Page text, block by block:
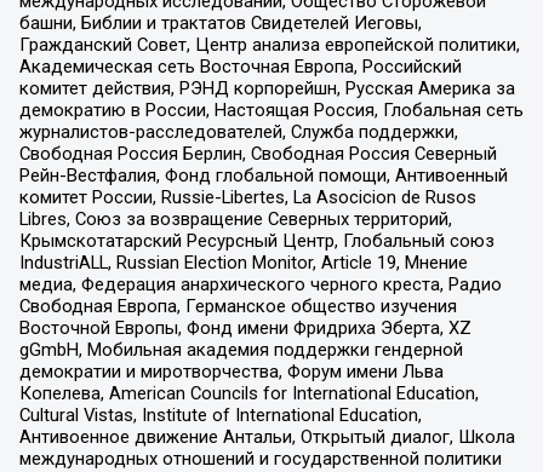
башни, Библии и трактатов Свидетелей Иеговы,
Гражданский Совет, Центр анализа европейской политики,
Академическая сеть Восточная Европа, Российский
комитет действия, РЭНД корпорейшн, Русская Америка за
демократию в России, Настоящая Россия, Глобальная сеть
журналистов-расследователей, Служба поддержки,
Свободная Россия Берлин, Свободная Россия Северный
Рейн-Вестфалия, Фонд глобальной помощи, Антивоенный
комитет России, Russie-Libertes, La Asocicion de Rusos
Libres, Союз за возвращение Северных территорий,
Крымскотатарский Ресурсный Центр, Глобальный союз
IndustriALL, Russian Election Monitor, Article 19, Мнение
медиа, Федерация анархического черного креста, Радио
Свободная Европа, Германское общество изучения
Восточной Европы, Фонд имени Фридриха Эберта, XZ
gGmbH, Мобильная академия поддержки гендерной
демократии и миротворчества, Форум имени Льва
Копелева, American Councils for International Education,
Cultural Vistas, Institute of International Education,
Антивоенное движение Антальи, Открытый диалог, Школа
международных отношений и государственной политики